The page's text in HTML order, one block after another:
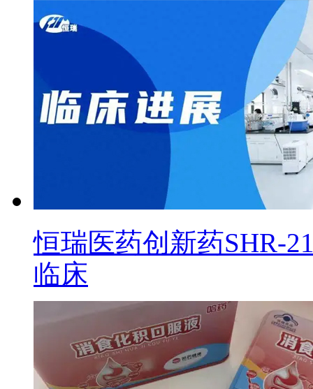
恒瑞医药创新药SHR-
临床